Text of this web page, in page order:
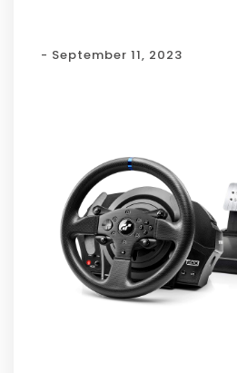
- September 11, 2023